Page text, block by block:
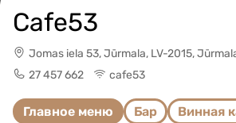
Cafe53
Jomas iela 53, Jūrmala, LV-2015,
27 457 662
cafe53
Главное меню Бар Винная